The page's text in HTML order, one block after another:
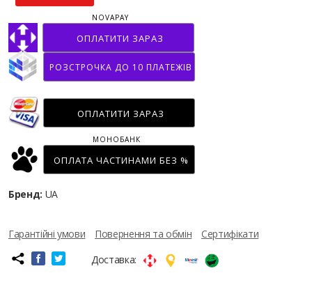
ОПЛАТИТИ ЗАРАЗ
NOVAPAY
РОЗСТРОЧКА ДО 10 ПЛАТЕЖІВ
ОПЛАТИТИ ЗАРАЗ
ОПЛАТА ЧАСТИНАМИ БЕЗ %
МОНОБАНК
Бренд: UA
Гарантійні умови Повернення та обмін
Сертифікати
Доставка: